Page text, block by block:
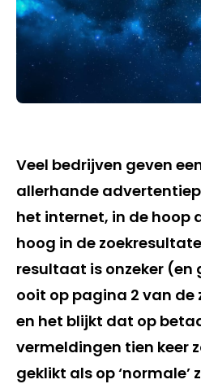
Veel bedrijven geven
allerhande
het internet, in de hoop
hoog in de
resultaat is onzeker (en
ooit op pagina 2 van de
en het blijkt dat op
vermeldingen tien keer
geklikt als op ‘normale’